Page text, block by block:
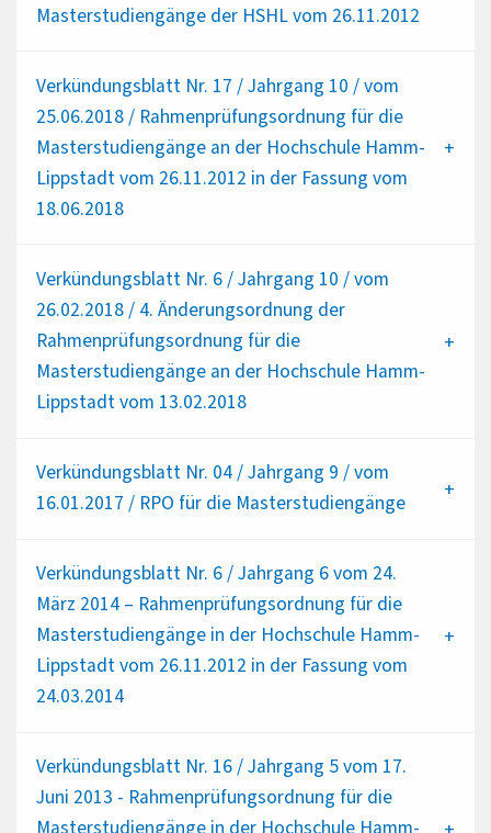
Masterstudiengänge der HSHL vom 26.11.2012
Verkündungsblatt Nr. 17 / Jahrgang 10 / vom
25.06.2018 / Rahmenprüfungsordnung für die
Masterstudiengänge an der Hochschule Hamm-
Lippstadt vom 26.11.2012 in der Fassung vom
18.06.2018
Verkündungsblatt Nr. 6 / Jahrgang 10 / vom
26.02.2018 / 4. Änderungsordnung der
Rahmenprüfungsordnung für die
Masterstudiengänge an der Hochschule Hamm-
Lippstadt vom 13.02.2018
Verkündungsblatt Nr. 04 / Jahrgang 9 / vom
16.01.2017 / RPO für die Masterstudiengänge
Verkündungsblatt Nr. 6 / Jahrgang 6 vom 24.
März 2014 – Rahmenprüfungsordnung für die
Masterstudiengänge in der Hochschule Hamm-
Lippstadt vom 26.11.2012 in der Fassung vom
24.03.2014
Verkündungsblatt Nr. 16 / Jahrgang 5 vom 17.
Juni 2013 - Rahmenprüfungsordnung für die